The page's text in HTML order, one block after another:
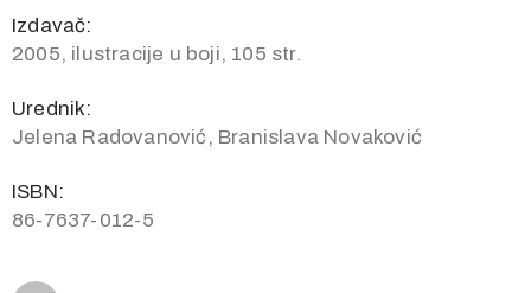
Izdavač:
2005, ilustracije u boji, 105 str.
Urednik:
Jelena Radovanović, Branislava Novaković
ISBN:
86-7637-012-5